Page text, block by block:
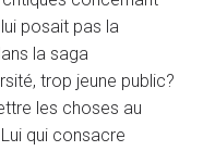
posait pas la
la saga
trop jeune public?
les choses au
qui consacre